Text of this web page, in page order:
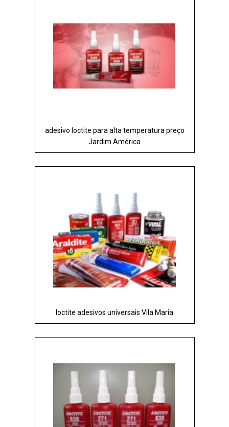
adesivo loctite para alta temperatura preço
Jardim América
loctite adesivos universais Vila Maria